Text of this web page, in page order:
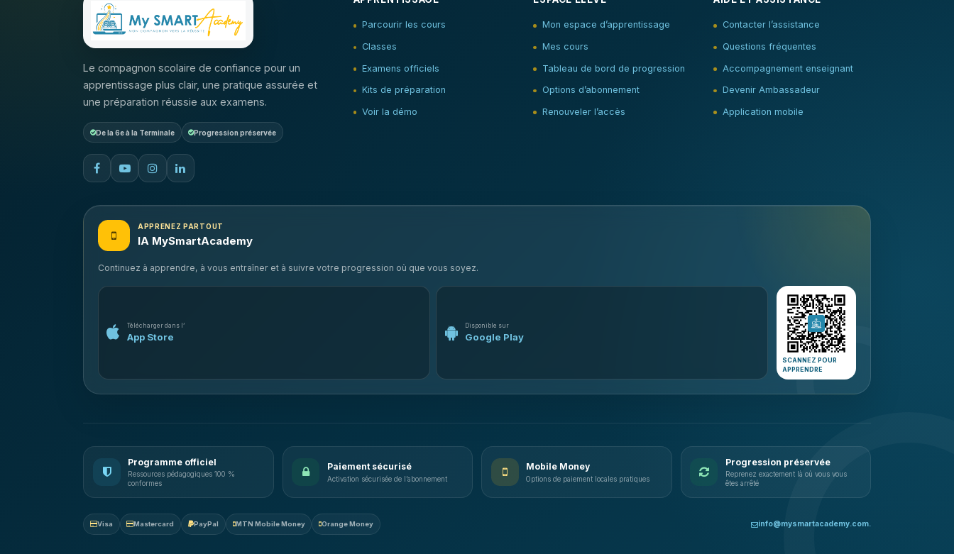
Le compagnon scolaire de confiance pour un
apprentissage plus clair, une pratique assurée et
une préparation réussie aux examens.
De la 6e à la Terminale Progression préservée
Parcourir les cours
Classes
Examens officiels
Kits de préparation
Voir la démo
Mon espace d’apprentissage
Mes cours
Tableau de bord de progression
Options d’abonnement
Renouveler l’accès
Contacter l’assistance
Questions fréquentes
Accompagnement enseignant
Devenir Ambassadeur
Application mobile
APPRENEZ PARTOUT
IA MySmartAcademy
Continuez à apprendre, à vous entraîner et à suivre votre progression où que vous soyez.
Télécharger dans l’
App Store
Disponible sur
Google Play
SCANNEZ POUR
APPRENDRE
Programme officiel
Ressources pédagogiques 100 %
conformes
Paiement sécurisé
Activation sécurisée de l’abonnement
Mobile Money
Options de paiement locales pratiques
Progression préservée
Reprenez exactement là où vous vous
êtes arrêté
Visa Mastercard PayPal MTN Mobile Money Orange Money info@mysmartacademy.com.